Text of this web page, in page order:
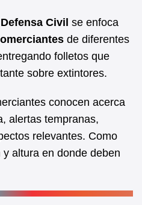
Defensa Civil se enfoca
de diferentes
folletos que
sobre extintores.
conocen acerca
alertas tempranas,
relevantes. Como
altura en donde deben